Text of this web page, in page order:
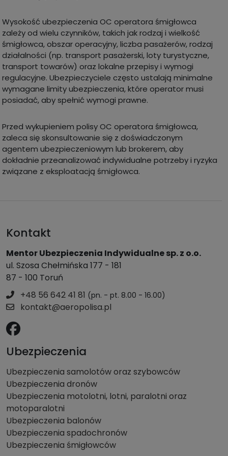
Wysokość ubezpieczenia OC operatora śmigłowca
zależy od wielu czynników, takich jak rodzaj i wielkość
śmigłowca, obszar operacyjny, liczba pasażerów, rodzaj
działalności (np. transport pasażerski, loty turystyczne,
transport towarów) oraz lokalne przepisy i wymogi
regulacyjne. Ubezpieczyciele często ustalają minimalne
wymagane limity ubezpieczenia, które operator musi
posiadać, aby spełnić wymogi prawne.
Przed wykupieniem polisy OC operatora śmigłowca,
zaleca się skonsultowanie się z doświadczonym
agentem ubezpieczeniowym lub brokerem, aby
dokładnie przeanalizować indywidualne potrzeby i ryzyka
związane z eksploatacją śmigłowca.
Kontakt
Mentor Ubezpieczenia Indywidualne sp. z o.o.
ul. Szosa Chełmińska 177 - 181
87 - 100 Toruń
+48 56 642 41 81 (pn. - pt. 8.00 - 16.00)
kontakt@aeropolisa.pl
Ubezpieczenia
Ubezpieczenia samolotów oraz szybowców
Ubezpieczenia dronów
Ubezpieczenia motolotni, lotni, paralotni oraz
motoparalotni
Ubezpieczenia balonów
Ubezpieczenia spadochronów
Ubezpieczenia śmigłowców